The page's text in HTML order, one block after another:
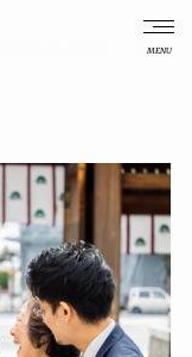
MENU
中の撮影・撮